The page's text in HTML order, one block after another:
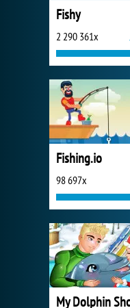
Fishy
2 290 361x
Fishing.io
98 697x